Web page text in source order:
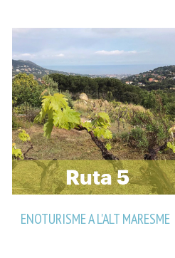
ENOTURISME A L'ALT MARESME